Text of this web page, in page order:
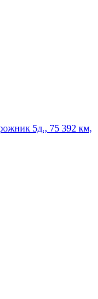
5д., 75 392 км,